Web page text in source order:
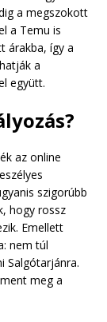
a megszokott
a Temu is
árakba, így a
a
együtt.
az online
szigorúbb
hogy rossz
Emellett
nem túl
Salgótarjánra.
meg a